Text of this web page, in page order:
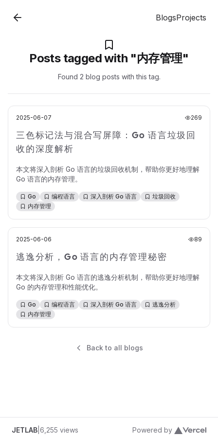
BlogsProjects
Posts tagged with "内存管理"
Found 2 blog posts with this tag.
2025-06-07 269
三色标记法与混合写屏障：Go 语言垃圾回
收的深度解析
本文将深入剖析 Go 语言的垃圾回收机制，帮助你更好地理解
Go 语言的内存管理。
Go 编程语言 深入剖析 Go 语言
垃圾回收
内存管理
2025-06-06 89
逃逸分析，Go 语言的内存管理秘密
本文将深入剖析 Go 语言的逃逸分析机制，帮助你更好地理解
Go 的内存管理和性能优化。
Go 编程语言 深入剖析 Go 语言
逃逸分析
内存管理
Back to all blogs
JETLAB 6,255 views Powered by